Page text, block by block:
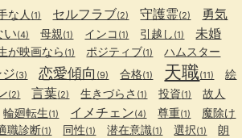
な人 (1) セルフラブ(2) 守護霊(2) 勇気
い(4) 母親(1) インコ (1) 引越し (1) 未婚
が映画なら (1) ポジティブ(1) ハムスター
(3) 恋愛傾向 (9) 合格(1) 天職(11)
絵
(2) 言葉(2) 生きづらさ (1) 投資(1) 故人
輪廻転生(1) イメチェン(4) 尊重(1) 魔除け
職診断(1) 同性(1) 潜在意識(1) 選択(1)
朗